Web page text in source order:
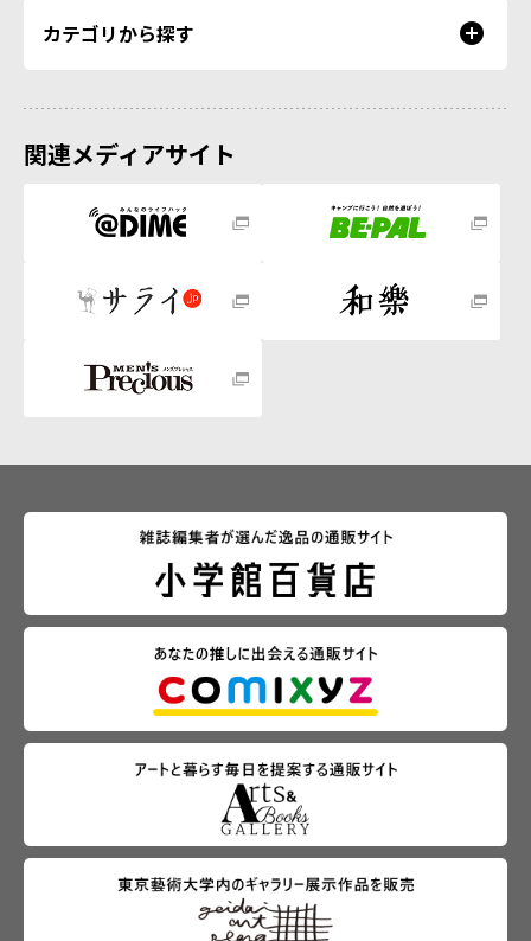
カテゴリから探す
関連メディアサイト